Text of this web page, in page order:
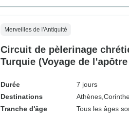
Merveilles de l'Antiquité
Circuit de pèlerinage
Turquie (Voyage de
Durée
7 jours
Destinations
Athènes,
Tranche d'âge
Tous les âges